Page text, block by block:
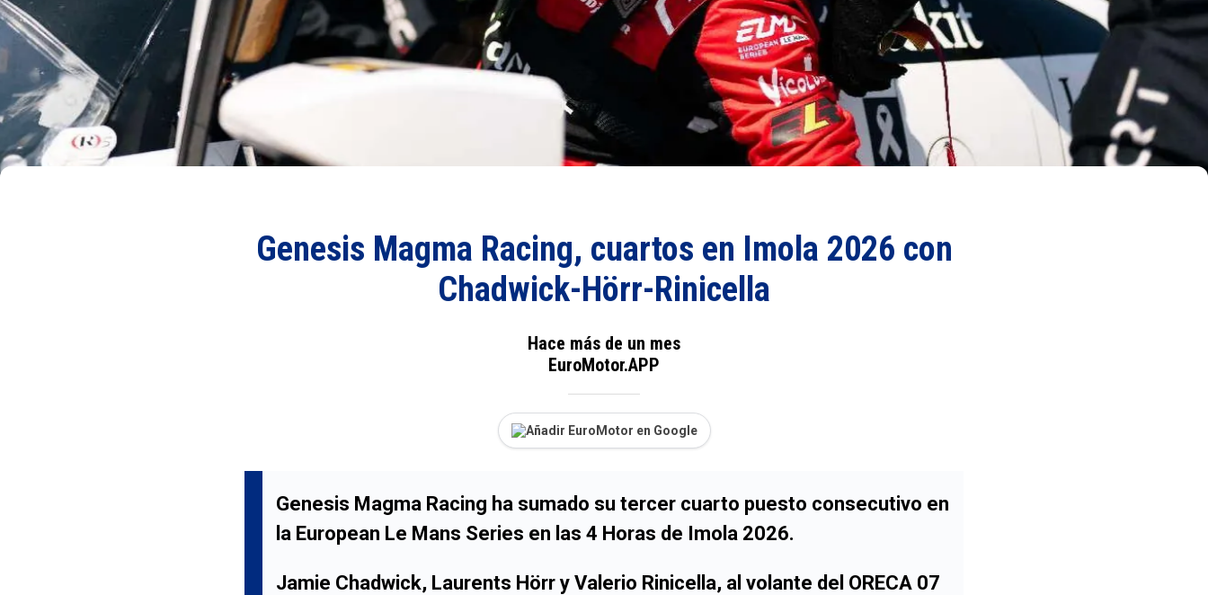
Genesis Magma Racing, cuartos en Imola 2026 con
Chadwick-Hörr-Rinicella
Hace más de un mes
EuroMotor.APP
Añadir EuroMotor en Google
Genesis Magma Racing ha sumado su tercer cuarto puesto consecutivo en
la European Le Mans Series en las 4 Horas de Imola 2026.
Jamie Chadwick, Laurents Hörr y Valerio Rinicella, al volante del ORECA 07